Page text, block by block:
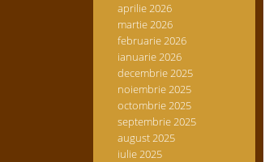
aprilie 2026
martie 2026
februarie 2026
ianuarie 2026
decembrie 2025
noiembrie 2025
octombrie 2025
septembrie 2025
august 2025
iulie 2025